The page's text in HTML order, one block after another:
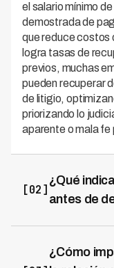
el salario mínimo
demostrada de
que reduce costos
logra tasas de
previos, muchas
pueden recuperar
de litigio,
priorizando lo
aparente o mala fe
[02]
¿Qué
antes de
intentos de
¿Cómo